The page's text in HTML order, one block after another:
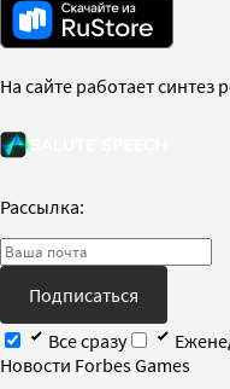
На сайте работает синтез
Рассылка:
Подписаться
Все сразу
Новости Forbes Games